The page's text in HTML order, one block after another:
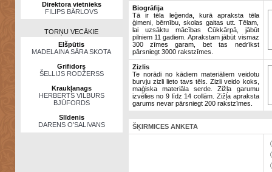
Direktora vietnieks
FILIPS BĀRLOVS
TORŅU VECĀKIE
Elšpūtis
MADELAINA SĀRA SKOTA
Grifidors
ŠELLIJS RODŽERSS
Kraukļanags
HERBERTS VILBURS
BJŪFORDS
Slīdenis
DARENS O’SALIVANS
Biogrāfija
Tā ir tēla leģenda, kurā apraksta tēla
ģimeni, bērnību, skolas gaitas utt. Tēlam,
lai uzsāktu mācības Cūkkārpā, jābūt
pilniem 11 gadiem. Aprakstam jābūt vismaz
300 zīmes garam, bet tas nedrīkst
pārsniegt 3000 rakstzīmes.
Zizlis
Te norādi no kādiem materiāliem veidotu
burvju zizli lieto tavs tēls. Zizli veido koks,
maģiska materiāla serde. Zižļa garumu
izvēlies no 9 līdz 14 collām. Zižļa apraksta
garums nevar pārsniegt 200 rakstzīmes.
ŠĶIRMICES ANKETA